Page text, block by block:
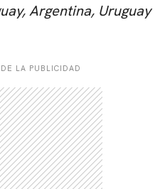
Argentina, Uruguay
LA PUBLICIDAD